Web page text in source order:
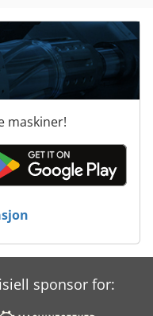
maskiner!
sponsor for: